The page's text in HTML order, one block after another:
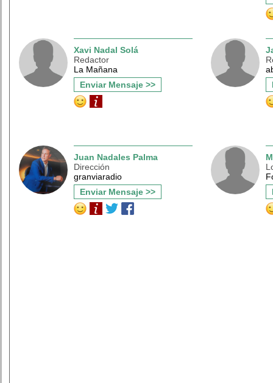
Xavi Nadal Solá
Redactor
La Mañana
Enviar Mensaje >>
Juan Nadales Palma
Dirección
granviaradio
Enviar Mensaje >>